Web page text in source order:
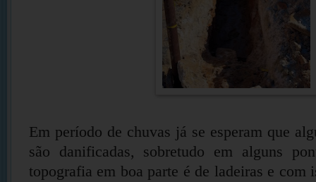
Em período de chuvas já se esperam que
são danificadas, sobretudo em alguns
topografia em boa parte é de ladeiras e com